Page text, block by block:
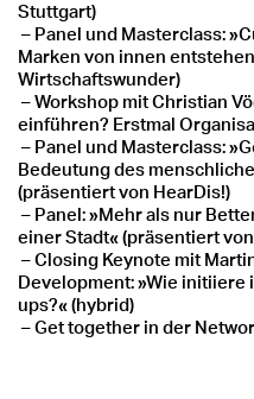
Stuttgart)
– Panel und Masterclass:
Marken von innen
Wirtschaftswunder)
– Workshop mit Christian
einführen? Erstmal
– Panel und Masterclass:
Bedeutung des
(präsentiert von HearDis!)
– Panel: »Mehr als nur
einer Stadt« (präsentiert
– Closing Keynote mit
Development: »Wie
ups?« (hybrid)
– Get together in der